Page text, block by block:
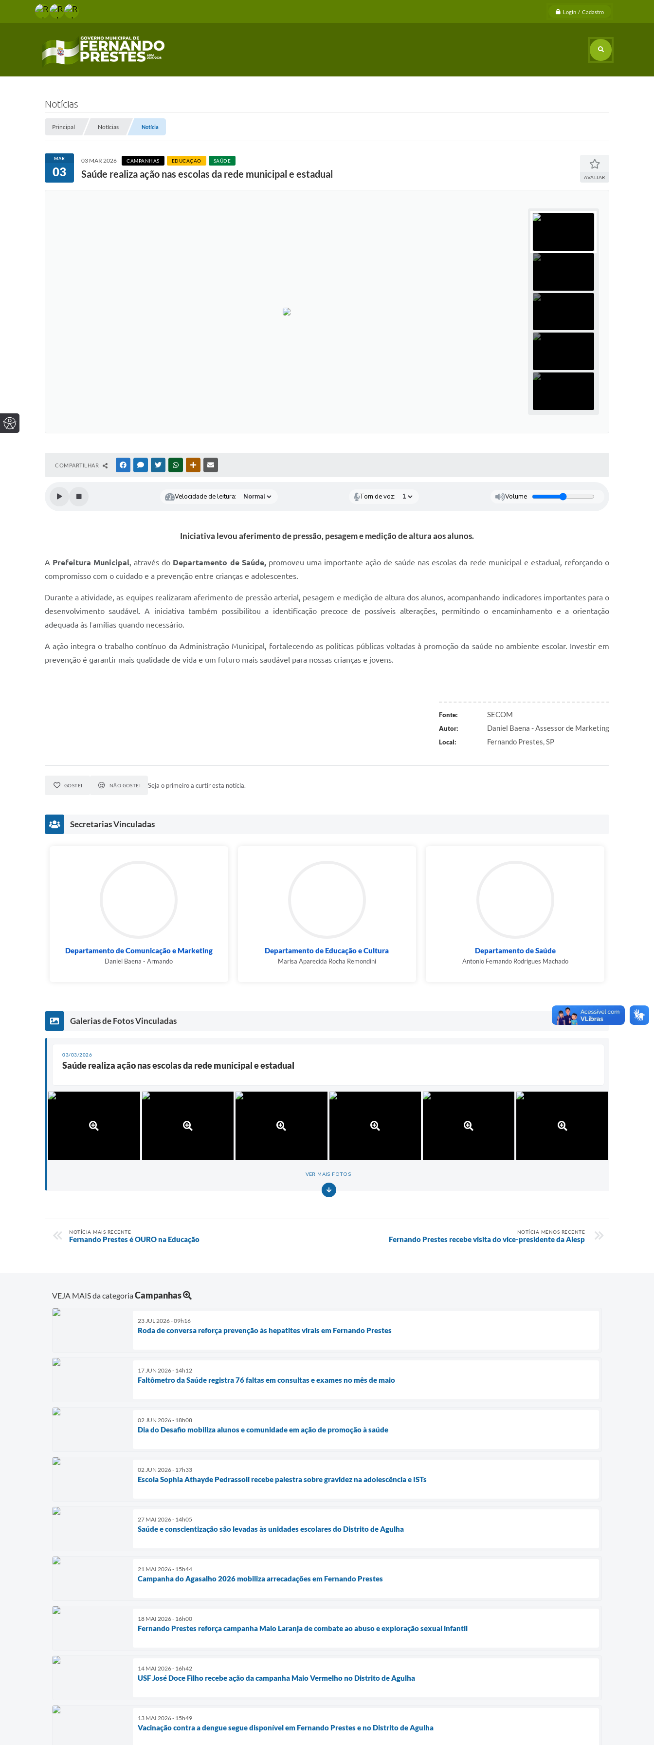
Login / Cadastro
Notícias
Principal Notícias Notícia
MAR
03
03 MAR 2026 CAMPANHAS EDUCAÇÃO SAÚDE
Saúde realiza ação nas escolas da rede municipal e estadual AVALIAR
COMPARTILHAR FACEBOOKMESSENGER
TWITTERWHATSAPPOUTRAS MÍDIAS
Velocidade de leitura: Tom de voz: Volume
Iniciativa levou aferimento de pressão, pesagem e medição de altura aos alunos.
A Prefeitura Municipal, através do Departamento de Saúde,promoveu uma importante ação de saúde nas escolas da rede municipal e estadual, reforçando o
compromisso com o cuidado e a prevenção entre crianças e adolescentes.
Durante a atividade, as equipes realizaram aferimento de pressão arterial, pesagem e medição de altura dos alunos, acompanhando indicadores importantes para o
desenvolvimento saudável. A iniciativa também possibilitou a identificação precoce de possíveis alterações, permitindo o encaminhamento e a orientação
adequada às famílias quando necessário.
A ação integra o trabalho contínuo da Administração Municipal, fortalecendo as políticas públicas voltadas à promoção da saúde no ambiente escolar. Investir em
prevenção é garantir mais qualidade de vida e um futuro mais saudável para nossas crianças e jovens.
Fonte: SECOM
Autor: Daniel Baena - Assessor de Marketing
Local: Fernando Prestes, SP
GOSTEI NÃO GOSTEI Seja o primeiro a curtir esta notícia.
Secretarias Vinculadas
Departamento de Comunicação e Marketing
Daniel Baena - Armando
Departamento de Educação e Cultura
Marisa Aparecida Rocha Remondini
Departamento de Saúde
Antonio Fernando Rodrigues Machado
Galerias de Fotos Vinculadas
03/03/2026
Saúde realiza ação nas escolas da rede municipal e estadual
VER MAIS FOTOS
NOTÍCIA MAIS RECENTE
Fernando Prestes é OURO na Educação
NOTÍCIA MENOS RECENTE
Fernando Prestes recebe visita do vice-presidente da Alesp
VEJA MAIS da categoriaCampanhas
23 JUL 2026 - 09h16
Roda de conversa reforça prevenção às hepatites virais em Fernando Prestes
17 JUN 2026 - 14h12
Faltômetro da Saúde registra 76 faltas em consultas e exames no mês de maio
02 JUN 2026 - 18h08
Dia do Desafio mobiliza alunos e comunidade em ação de promoção à saúde
02 JUN 2026 - 17h33
Escola Sophia Athayde Pedrassoli recebe palestra sobre gravidez na adolescência e ISTs
27 MAI 2026 - 14h05
Saúde e conscientização são levadas às unidades escolares do Distrito de Agulha
21 MAI 2026 - 15h44
Campanha do Agasalho 2026 mobiliza arrecadações em Fernando Prestes
18 MAI 2026 - 16h00
Fernando Prestes reforça campanha Maio Laranja de combate ao abuso e exploração sexual infantil
14 MAI 2026 - 16h42
USF José Doce Filho recebe ação da campanha Maio Vermelho no Distrito de Agulha
13 MAI 2026 - 15h49
Vacinação contra a dengue segue disponível em Fernando Prestes e no Distrito de Agulha